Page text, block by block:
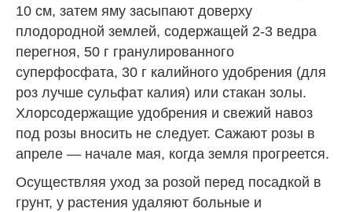
10 см, затем яму засыпают доверху
плодородной землей, содержащей 2-3 ведра
перегноя, 50 г гранулированного
суперфосфата, 30 г калийного удобрения (для
роз лучше сульфат калия) или стакан золы.
Хлорсодержащие удобрения и свежий навоз
под розы вносить не следует. Сажают розы в
апреле — начале мая, когда земля прогреется.
Осуществляя уход за розой перед посадкой в
грунт, у растения удаляют больные и